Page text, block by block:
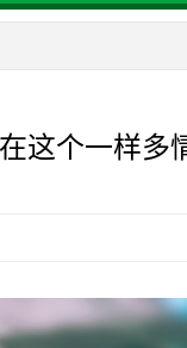
这个一样多